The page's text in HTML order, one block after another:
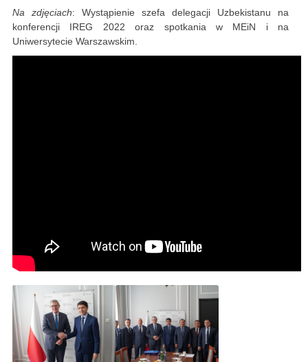
Na zdjęciach: Wystąpienie szefa delegacji Uzbekistanu na
konferencji IREG 2022 oraz spotkania w MEiN i na
Uniwersytecie Warszawskim.